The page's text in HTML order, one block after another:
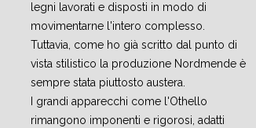
legni lavorati e disposti in modo di
movimentarne l'intero complesso.
Tuttavia, come ho già scritto dal punto di
vista stilistico la produzione Nordmende è
sempre stata piuttosto austera.
I grandi apparecchi come l'Othello
rimangono imponenti e rigorosi, adatti